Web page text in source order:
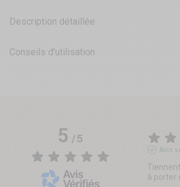
Description détaillée
Conseils d'utilisation
5/5
Avis
à porter